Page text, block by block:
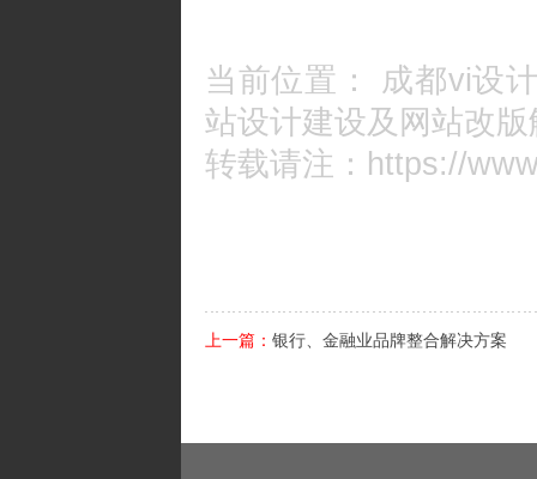
当前位置： 成都vi设
站设计建设及网站改
转载请注：https://
上一篇： 银行、金融业品牌整合解决方案